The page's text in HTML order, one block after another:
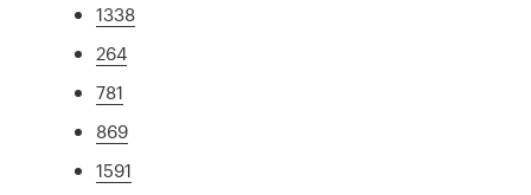
1338
264
781
869
1591